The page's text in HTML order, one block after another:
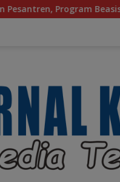
Sudah Jangkau